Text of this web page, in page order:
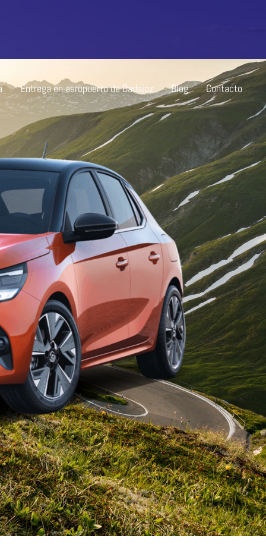
Entrega en aeropuerto de Badajoz Blog
Contacto